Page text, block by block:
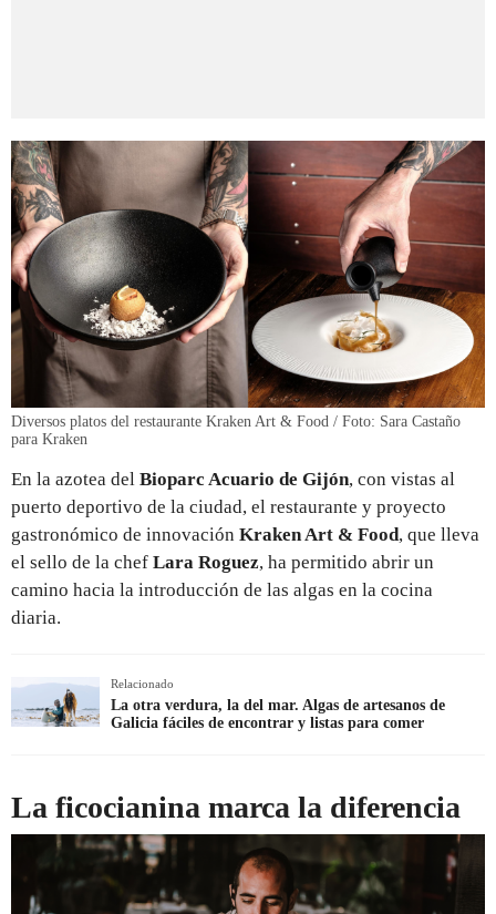
Diversos platos del restaurante Kraken Art & Food / Foto: Sara Castaño
para Kraken
En la azotea del Bioparc Acuario de Gijón, con vistas al
puerto deportivo de la ciudad, el restaurante y proyecto
gastronómico de innovación Kraken Art & Food, que lleva
el sello de la chef Lara Roguez, ha permitido abrir un
camino hacia la introducción de las algas en la cocina
diaria.
Relacionado
La otra verdura, la del mar. Algas de artesanos de
Galicia fáciles de encontrar y listas para comer
La ficocianina marca la diferencia